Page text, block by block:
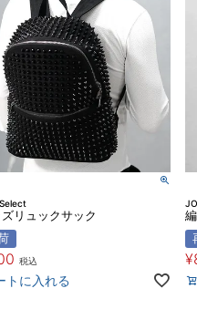
リュックサック
税込
トに入れる
¥